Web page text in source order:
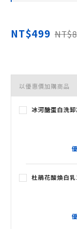
NT$499
以優惠價加購商品
冰河醣蛋白洗
杜鵑花酸煥白